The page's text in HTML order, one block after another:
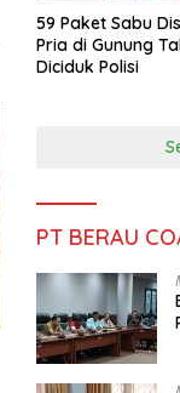
59 Paket Sabu
Pria di Gunung
Diciduk Polisi
PT BERAU